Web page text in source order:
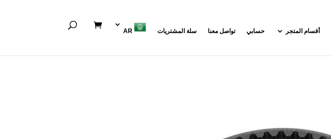
أقسام المتجر حسابي تواصل معنا سلة المشتريات AR